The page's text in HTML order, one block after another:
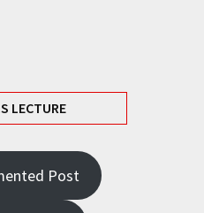
LECTURE
Post